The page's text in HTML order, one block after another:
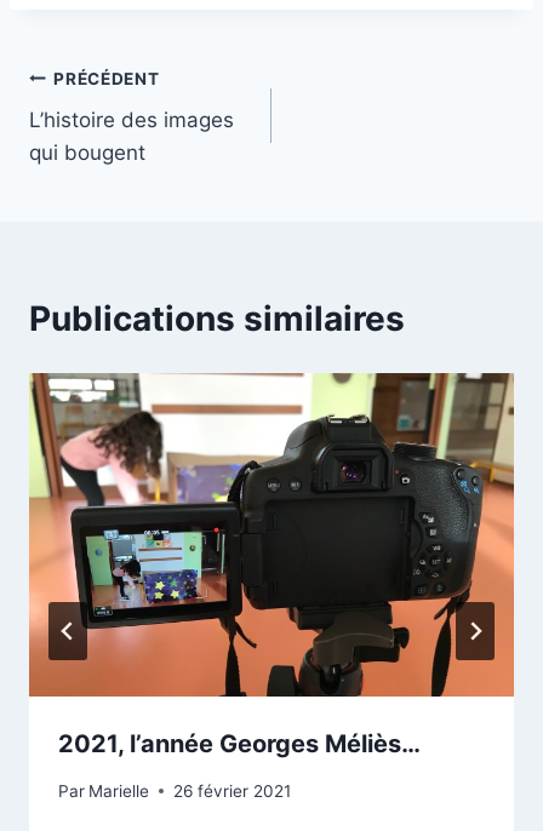
Navigation
de
PRÉCÉDENT
L’histoire des images
qui bougent
Publications similaires
2021, l’année Georges Méliès…
Par Marielle 26 février 2021